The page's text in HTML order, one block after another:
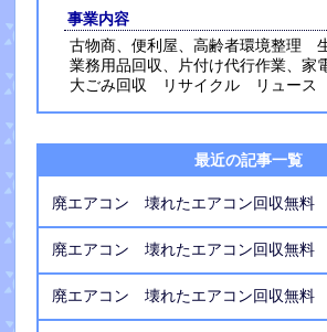
事業内容
古物商、便利屋、高齢者環境整理
業務用品回収、片付け代行作業、家
大ごみ回収 リサイクル リュース
最近の記事一覧
廃エアコン 壊れたエアコン回収無料
廃エアコン 壊れたエアコン回収無料
廃エアコン 壊れたエアコン回収無料